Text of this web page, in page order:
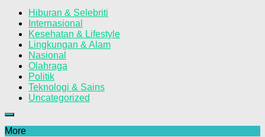
Hiburan & Selebriti
Internasional
Kesehatan & Lifestyle
Lingkungan & Alam
Nasional
Olahraga
Politik
Teknologi & Sains
Uncategorized
More